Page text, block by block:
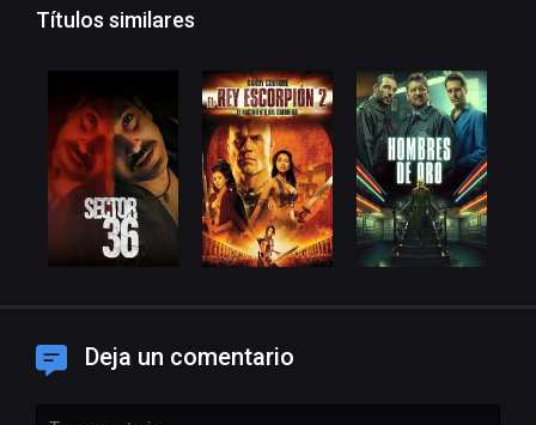
Títulos similares
Deja un comentario